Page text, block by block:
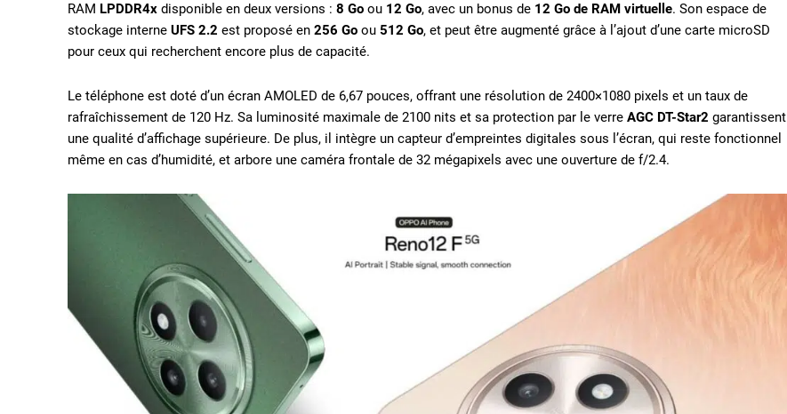
RAM LPDDR4x disponible en deux versions : 8 Go ou 12 Go, avec un bonus de 12 Go de RAM virtuelle. Son espace de
stockage interne UFS 2.2 est proposé en 256 Go ou 512 Go, et peut être augmenté grâce à l’ajout d’une carte microSD
pour ceux qui recherchent encore plus de capacité.
Le téléphone est doté d’un écran AMOLED de 6,67 pouces, offrant une résolution de 2400×1080 pixels et un taux de
rafraîchissement de 120 Hz. Sa luminosité maximale de 2100 nits et sa protection par le verre AGC DT-Star2 garantissent
une qualité d’affichage supérieure. De plus, il intègre un capteur d’empreintes digitales sous l’écran, qui reste fonctionnel
même en cas d’humidité, et arbore une caméra frontale de 32 mégapixels avec une ouverture de f/2.4.